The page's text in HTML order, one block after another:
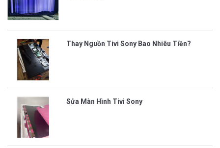
Thay Nguồn Tivi Sony Bao Nhiêu Tiền?
Sửa Màn Hình Tivi Sony